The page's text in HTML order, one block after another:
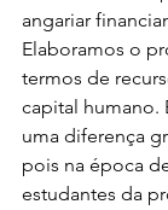
angariar
Elaboramos o
termos de
capital humano.
uma diferença
pois na época
estudantes da